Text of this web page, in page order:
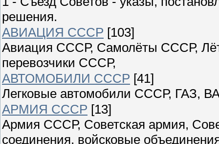
решения.
АВИАЦИЯ СССР [103]
Авиация СССР, Самолёты СССР,
перевозчики СССР,
АВТОМОБИЛИ СССР [41]
Легковые автомобили СССР, ГАЗ,
АРМИЯ СССР [13]
Армия СССР, Советская армия,
соединения, войсковые